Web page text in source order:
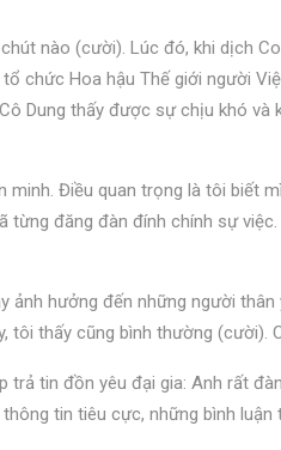
nào (cười). Lúc đó, khi dịch
chức Hoa hậu Thế giới người
Dung thấy được sự chịu khó
Điều quan trọng là tôi biết
từng đăng đàn đính chính sự
ảnh hưởng đến những người
tôi thấy cũng bình thường (cười).
tin tiêu cực, những bình